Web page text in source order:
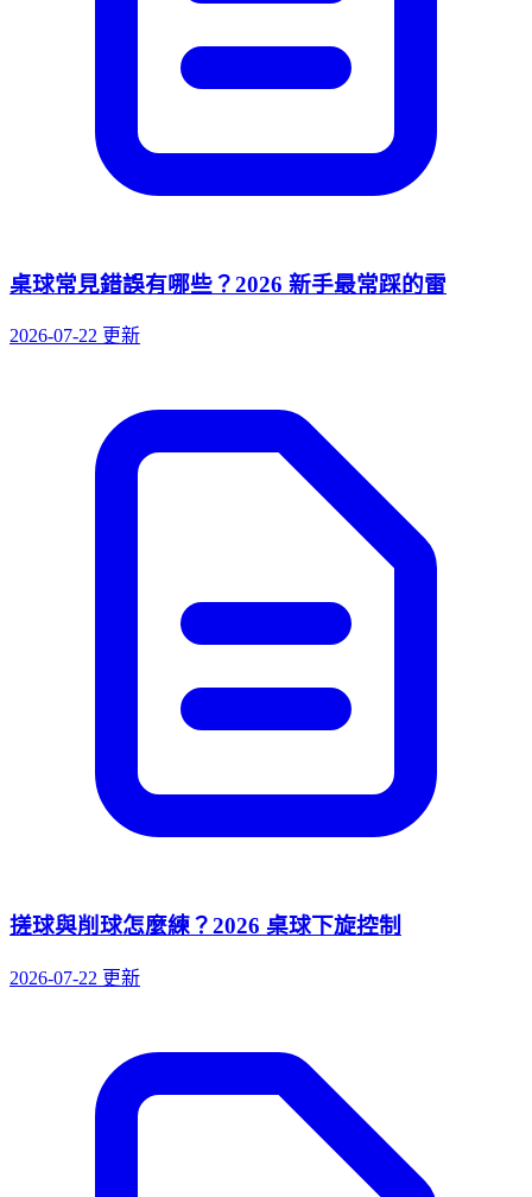
桌球常見錯誤有哪些？2026 新手最常踩的雷
2026-07-22 更新
搓球與削球怎麼練？2026 桌球下旋控制
2026-07-22 更新